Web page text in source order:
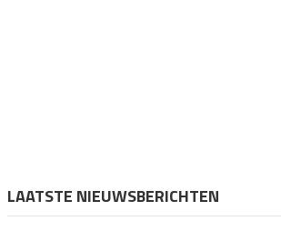
LAATSTE NIEUWSBERICHTEN